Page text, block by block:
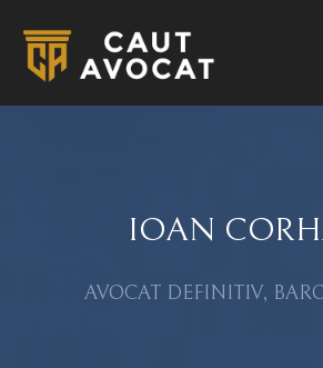
IOAN
AVOCAT DEFINITIV,